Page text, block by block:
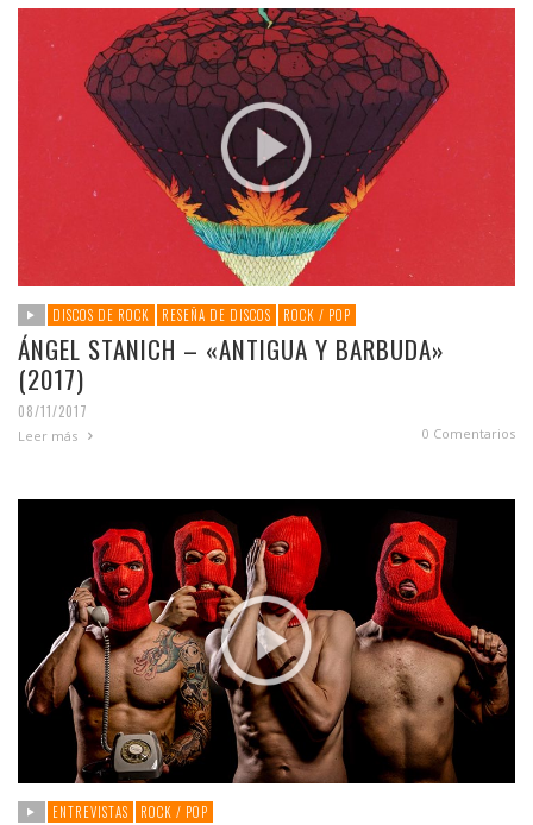
DISCOS DE ROCK RESEÑA DE DISCOS ROCK / POP
ÁNGEL STANICH – «ANTIGUA Y BARBUDA»
(2017)
08/11/2017
Leer más 0 Comentarios
ENTREVISTAS ROCK / POP